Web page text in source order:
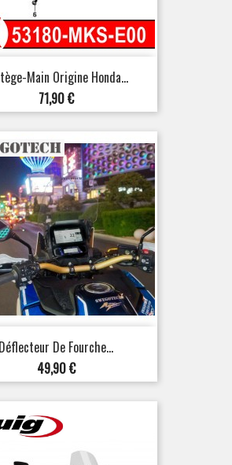
Main Origine Honda...
Prix
71,90 €
Déflecteur De Fourche...
Prix
49,90 €